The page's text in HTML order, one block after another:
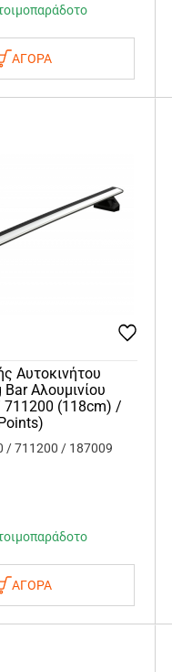
ΑΓΟΡΑ
Αυτοκινήτου
Αλουμινίου
711200 (118cm) /
/ 711200 / 187009
ΑΓΟΡΑ